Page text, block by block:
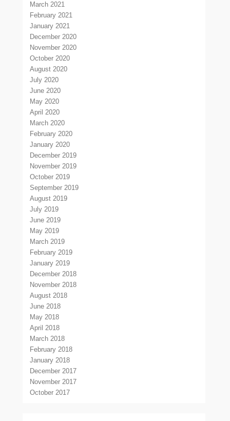
March 2021
February 2021
January 2021
December 2020
November 2020
October 2020
August 2020
July 2020
June 2020
May 2020
April 2020
March 2020
February 2020
January 2020
December 2019
November 2019
October 2019
September 2019
August 2019
July 2019
June 2019
May 2019
March 2019
February 2019
January 2019
December 2018
November 2018
August 2018
June 2018
May 2018
April 2018
March 2018
February 2018
January 2018
December 2017
November 2017
October 2017